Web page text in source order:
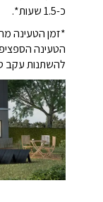
כ-1.5 שעות*.
*זמן הטעינה
הטעינה
להשתנות עקב